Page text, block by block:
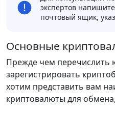
экспертов
почтовый ящик,
Основные
Прежде чем перечислить
зарегистрировать
хотим представить вам
криптовалюты для